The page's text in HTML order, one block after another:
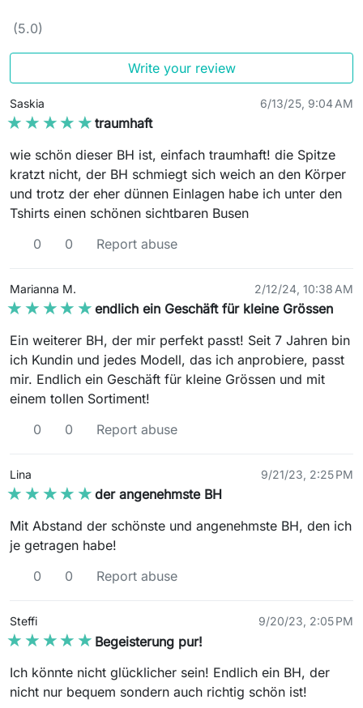
(5.0)
Write your review
Saskia 6/13/25, 9:04 AM
★★★★★
★★★★★ traumhaft
wie schön dieser BH ist, einfach traumhaft! die Spitze
kratzt nicht, der BH schmiegt sich weich an den Körper
und trotz der eher dünnen Einlagen habe ich unter den
Tshirts einen schönen sichtbaren Busen
0
0 Report abuse
Marianna M. 2/12/24, 10:38 AM
★★★★★
★★★★★ endlich ein Geschäft für kleine Grössen
Ein weiterer BH, der mir perfekt passt! Seit 7 Jahren bin
ich Kundin und jedes Modell, das ich anprobiere, passt
mir. Endlich ein Geschäft für kleine Grössen und mit
einem tollen Sortiment!
0
0 Report abuse
Lina 9/21/23, 2:25 PM
★★★★★
★★★★★ der angenehmste BH
Mit Abstand der schönste und angenehmste BH, den ich
je getragen habe!
0
0 Report abuse
Steffi 9/20/23, 2:05 PM
★★★★★
★★★★★ Begeisterung pur!
Ich könnte nicht glücklicher sein! Endlich ein BH, der
nicht nur bequem sondern auch richtig schön ist!